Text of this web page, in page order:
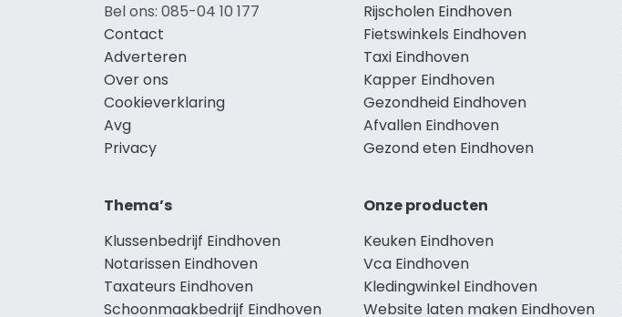
Bel ons: 085-04 10 177
Contact
Adverteren
Over ons
Cookieverklaring
Avg
Privacy
Rijscholen Eindhoven
Fietswinkels Eindhoven
Taxi Eindhoven
Kapper Eindhoven
Gezondheid Eindhoven
Afvallen Eindhoven
Gezond eten Eindhoven
Thema’s
Klussenbedrijf Eindhoven
Notarissen Eindhoven
Taxateurs Eindhoven
Schoonmaakbedrijf Eindhoven
Onze producten
Keuken Eindhoven
Vca Eindhoven
Kledingwinkel Eindhoven
Website laten maken Eindhoven